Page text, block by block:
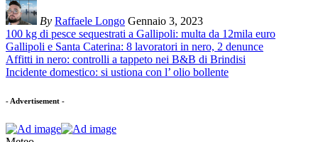
By Raffaele Longo Gennaio 3, 2023
100 kg di pesce sequestrati a Gallipoli: multa da 12mila euro
Gallipoli e Santa Caterina: 8 lavoratori in nero, 2 denunce
Affitti in nero: controlli a tappeto nei B&B di Brindisi
Incidente domestico: si ustiona con l’ olio bollente
- Advertisement -